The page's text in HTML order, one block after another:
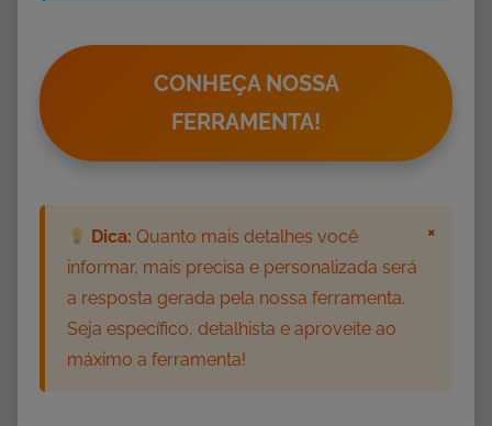
m
r
d
CONHEÇA NOSSA
FERRAMENTA!
Dica: Quanto mais detalhes você
informar, mais precisa e personalizada será
a resposta gerada pela nossa ferramenta.
Seja específico, detalhista e aproveite ao
máximo a ferramenta!
×